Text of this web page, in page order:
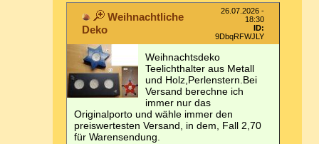
Weihnachtliche
Deko
26.07.2026 -
18:30
ID:
9DbqRFWJLY
Weihnachtsdeko
Teelichthalter aus Metall
und Holz,Perlenstern.Bei
Versand berechne ich
immer nur das
Originalporto und wähle immer den
preiswertesten Versand, in dem, Fall 2,70
für Warensendung.